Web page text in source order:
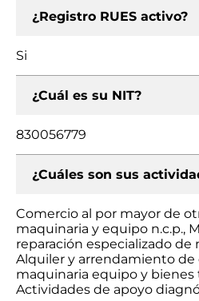
¿Registro RUES activo?
Si
¿Cuál es su NIT?
830056779
¿Cuáles son sus
Comercio al por mayor de
maquinaria y equipo n.c.p.,
reparación especializado
Alquiler y arrendamiento de
maquinaria equipo y bienes
Actividades de apoyo